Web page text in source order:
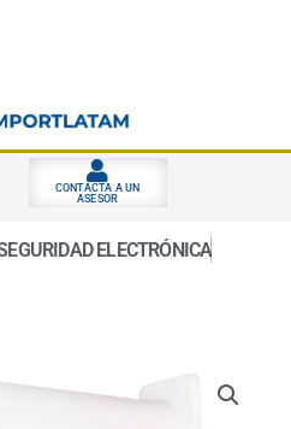
CONTACTA A UN
ASESOR
ELECTRÓNICA